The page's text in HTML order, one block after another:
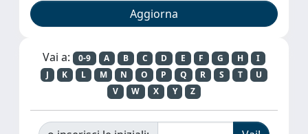
Vai a: 0-9 A B C D E F G H
I
J
K L M N O P Q R S T
U
V
W X Y Z